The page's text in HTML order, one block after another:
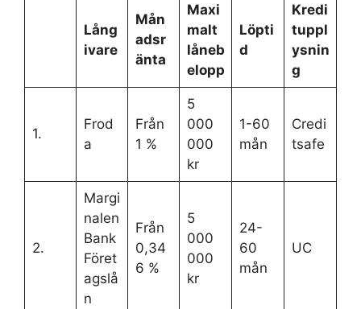
Lång
ivare
Mån
adsr
änta
Maxi
malt
låneb
elopp
Löpti
d
Kredi
tuppl
ysnin
g
1.
Frod
a
Från
1 %
5
000
000
kr
1-60
mån
Credi
tsafe
2.
Margi
nalen
Bank
Föret
agslå
n
Från
0,34
6 %
5
000
000
kr
24-
60
mån
UC